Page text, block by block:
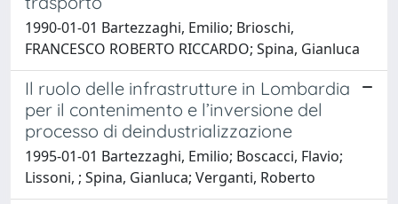
1990-01-01 Bartezzaghi, Emilio; Brioschi,
FRANCESCO ROBERTO RICCARDO; Spina, Gianluca
Il ruolo delle infrastrutture in Lombardia
per il contenimento e l’inversione del
processo di deindustrializzazione
1995-01-01 Bartezzaghi, Emilio; Boscacci, Flavio;
Lissoni, ; Spina, Gianluca; Verganti, Roberto